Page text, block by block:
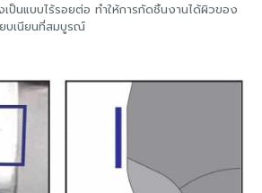
ป็นแบบไร้รอยต่อ ทำให้การกัดชิ้นงานได้ผิวของ
บเนียนที่สมบูรณ์